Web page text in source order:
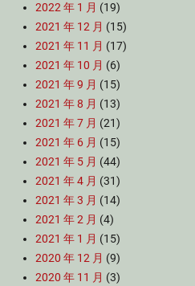
2022 年 1 月 (19)
2021 年 12 月 (15)
2021 年 11 月 (17)
2021 年 10 月 (6)
2021 年 9 月 (15)
2021 年 8 月 (13)
2021 年 7 月 (21)
2021 年 6 月 (15)
2021 年 5 月 (44)
2021 年 4 月 (31)
2021 年 3 月 (14)
2021 年 2 月 (4)
2021 年 1 月 (15)
2020 年 12 月 (9)
2020 年 11 月 (3)